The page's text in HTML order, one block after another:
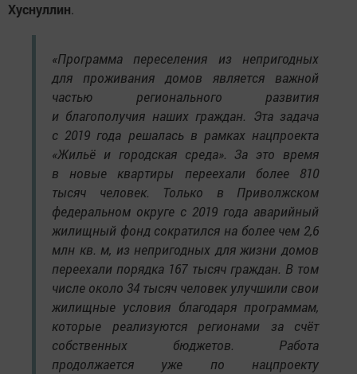
Хуснуллин.
«Программа переселения из непригодных
для проживания домов является важной
частью регионального развития
и благополучия наших граждан. Эта задача
с 2019 года решалась в рамках нацпроекта
«Жильё и городская среда». За это время
в новые квартиры переехали более 810
тысяч человек. Только в Приволжском
федеральном округе с 2019 года аварийный
жилищный фонд сократился на более чем 2,6
млн кв. м, из непригодных для жизни домов
переехали порядка 167 тысяч граждан. В том
числе около 34 тысяч человек улучшили свои
жилищные условия благодаря программам,
которые реализуются регионами за счёт
собственных бюджетов. Работа
продолжается уже по нацпроекту